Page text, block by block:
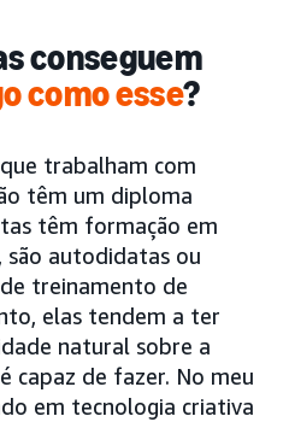
conseguem
como esse?
trabalham com
têm um diploma
têm formação em
são autodidatas ou
treinamento de
elas tendem a ter
natural sobre a
capaz de fazer. No meu
em tecnologia criativa